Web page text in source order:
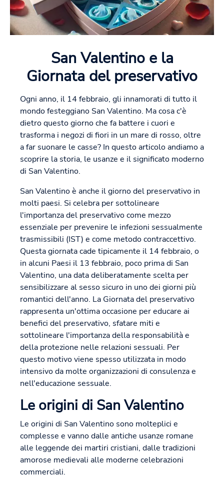
San Valentino e la
Giornata del preservativo
Ogni anno, il 14 febbraio, gli innamorati di tutto il
mondo festeggiano San Valentino. Ma cosa c'è
dietro questo giorno che fa battere i cuori e
trasforma i negozi di fiori in un mare di rosso, oltre
a far suonare le casse? In questo articolo andiamo a
scoprire la storia, le usanze e il significato moderno
di San Valentino.
San Valentino è anche il giorno del preservativo in
molti paesi. Si celebra per sottolineare
l'importanza del preservativo come mezzo
essenziale per prevenire le infezioni sessualmente
trasmissibili (IST) e come metodo contraccettivo.
Questa giornata cade tipicamente il 14 febbraio, o
in alcuni Paesi il 13 febbraio, poco prima di San
Valentino, una data deliberatamente scelta per
sensibilizzare al sesso sicuro in uno dei giorni più
romantici dell'anno. La Giornata del preservativo
rappresenta un'ottima occasione per educare ai
benefici del preservativo, sfatare miti e
sottolineare l'importanza della responsabilità e
della protezione nelle relazioni sessuali. Per
questo motivo viene spesso utilizzata in modo
intensivo da molte organizzazioni di consulenza e
nell'educazione sessuale.
Le origini di San Valentino
Le origini di San Valentino sono molteplici e
complesse e vanno dalle antiche usanze romane
alle leggende dei martiri cristiani, dalle tradizioni
amorose medievali alle moderne celebrazioni
commerciali.